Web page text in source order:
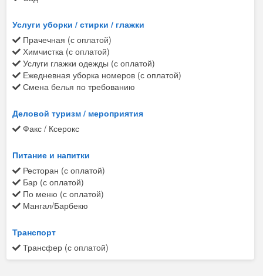
Услуги уборки / стирки / глажки
Прачечная (с оплатой)
Химчистка (с оплатой)
Услуги глажки одежды (с оплатой)
Ежедневная уборка номеров (с оплатой)
Смена белья по требованию
Деловой туризм / мероприятия
Факс / Ксерокс
Питание и напитки
Ресторан (с оплатой)
Бар (с оплатой)
По меню (с оплатой)
Мангал/Барбекю
Транспорт
Трансфер (с оплатой)